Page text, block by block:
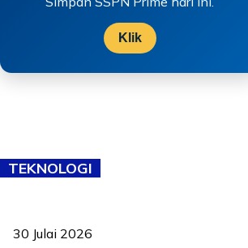
Klik
TEKNOLOGI
30 Julai 2026